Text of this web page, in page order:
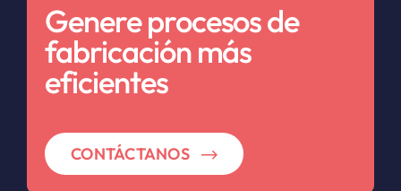
Genere procesos de
fabricación más
eficientes
CONTÁCTANOS